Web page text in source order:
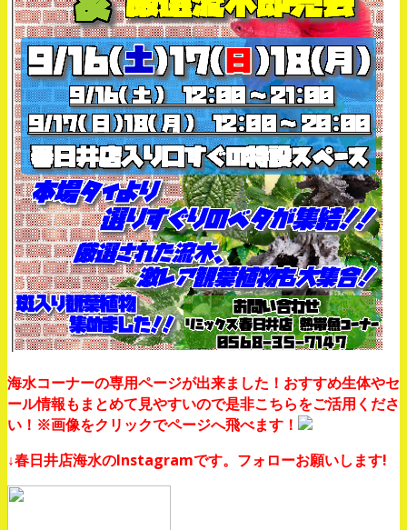
海水コーナーの専用ページが出来ました！おすすめ生体やセ
ール情報もまとめて見やすいので是非こちらをご活用くださ
い！※画像をクリックでページへ飛べます！
↓春日井店海水のInstagramです。フォローお願いします!